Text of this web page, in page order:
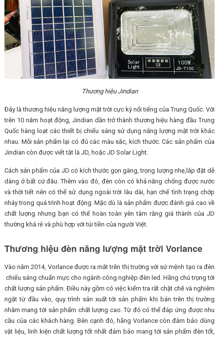
Thương hiệu Jindian
Đây là thương hiệu năng lượng mặt trời cực kỳ nổi tiếng của Trung Quốc. Với
trên 10 năm hoạt động, Jindian dần trở thành thương hiệu hàng đầu Trung
Quốc hàng loạt các thiết bị chiếu sáng sử dụng năng lượng mặt trời khác
nhau. Mỗi sản phẩm lại có đủ các màu sắc, kích thước. Các sản phẩm của
Jindian còn được viết tắt là JD, hoặc JD Solar Light.
Cách sản phẩm của JD có kích thước gọn gàng, trọng lượng nhẹ,lắp đặt dễ
dàng ở bất cứ đâu. Thêm vào đó, đèn còn có khả năng chống được nước
và thời tiết nên có thể sử dụng ngoài trời lâu dài, hạn chế tình trạng chớp
nháy trong quá trình hoạt động. Mặc dù là sản phẩm được đánh giá cao về
chất lượng nhưng bạn có thể hoàn toàn yên tâm rằng giá thành của JD
thường khá rẻ và phù hợp với túi tiền của người Việt.
Thương hiệu đèn năng lượng mặt trời Vorlance
Vào năm 2014, Vorlance được ra mắt trên thị trường với sứ mệnh tạo ra đèn
chiếu sáng chuẩn mực cho ngành công nghiệp đèn led. Hãng chú trọng tới
chất lượng sản phẩm. Điều này gồm có việc kiểm tra rất chặt chẽ và nghiêm
ngặt từ đầu vào, quy trình sản xuất tới sản phẩm khi bán trên thị trường
nhằm mang tới sản phẩm chất lượng cao. Từ đó có thể đáp ứng được nhu
cầu của các khách hàng. Bên cạnh đó, hãng Vorlance còn đảm bảo dùng
vật liệu, linh kiện chất lượng tốt nhất đảm bảo mang tới sản phẩm đèn tốt,